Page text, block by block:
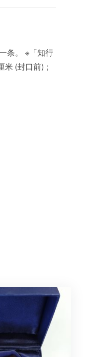
条。 ※「知行
(封口前)；